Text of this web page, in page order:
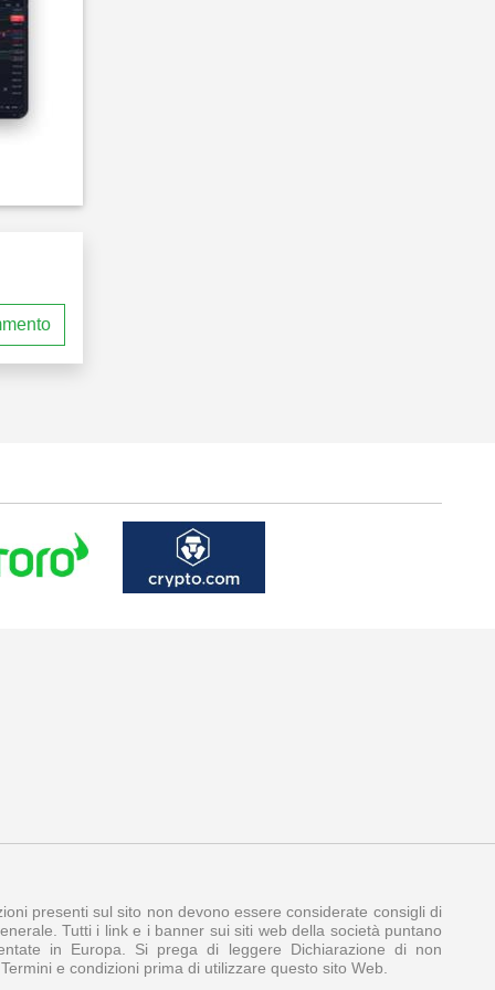
presenti sul sito non devono essere considerate consigli di
Tutti i link e i banner sui siti web della società puntano
in Europa. Si prega di leggere Dichiarazione di non
e condizioni prima di utilizzare questo sito Web.